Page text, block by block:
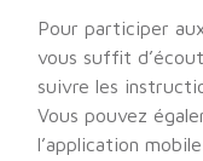
Pour participer
vous suffit
suivre les
Vous pouvez
l’application